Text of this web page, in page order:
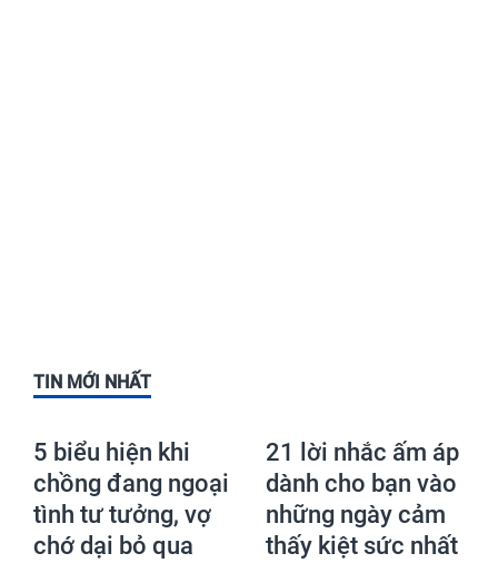
TIN MỚI NHẤT
5 biểu hiện khi
chồng đang ngoại
tình tư tưởng, vợ
chớ dại bỏ qua
21 lời nhắc ấm áp
dành cho bạn vào
những ngày cảm
thấy kiệt sức nhất